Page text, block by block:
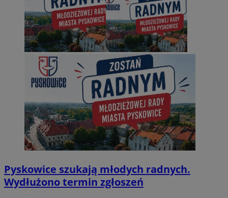
Pyskowice szukają młodych radnych.
Wydłużono termin zgłoszeń